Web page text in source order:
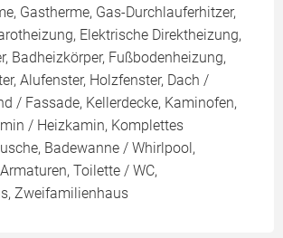
Gastherme, Gas-Durchlauferhitzer,
Elektrische Direktheizung,
Badheizkörper, Fußbodenheizung,
Alufenster, Holzfenster, Dach /
/ Fassade, Kellerdecke, Kaminofen,
/ Heizkamin, Komplettes
Badewanne / Whirlpool,
Toilette / WC,
Zweifamilienhaus